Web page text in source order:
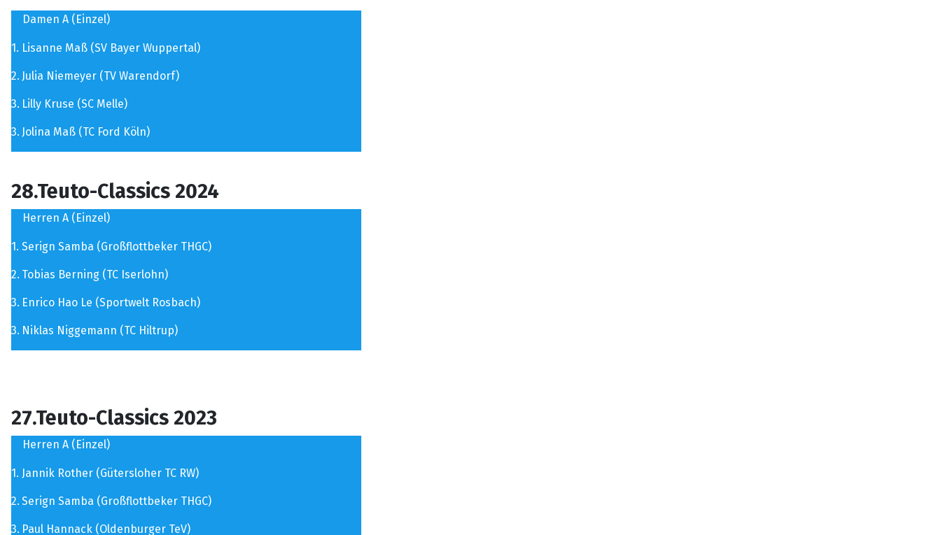
Damen A (Einzel)
1. Lisanne Maß (SV Bayer Wuppertal)
2. Julia Niemeyer (TV Warendorf)
3. Lilly Kruse (SC Melle)
3. Jolina Maß (TC Ford Köln)
28.Teuto-Classics 2024
Herren A (Einzel)
1. Serign Samba (Großflottbeker THGC)
2. Tobias Berning (TC Iserlohn)
3. Enrico Hao Le (Sportwelt Rosbach)
3. Niklas Niggemann (TC Hiltrup)
27.Teuto-Classics 2023
Herren A (Einzel)
1. Jannik Rother (Gütersloher TC RW)
2. Serign Samba (Großflottbeker THGC)
3. Paul Hannack (Oldenburger TeV)